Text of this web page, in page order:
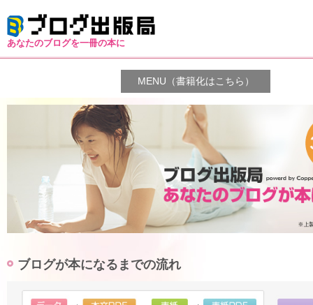
あなたのブログを一冊の本に
MENU（書籍化はこちら）
ブログが本になるまでの流れ